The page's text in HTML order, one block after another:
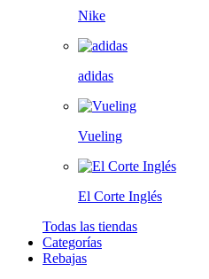
Nike
adidas
Vueling
El Corte Inglés
Todas las tiendas
Categorías
Rebajas